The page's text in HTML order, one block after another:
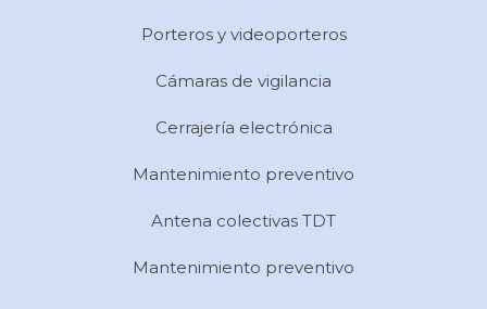
Porteros y videoporteros
Cámaras de vigilancia
Cerrajería electrónica
Mantenimiento preventivo
Antena colectivas TDT
Mantenimiento preventivo